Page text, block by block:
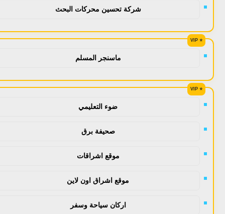
شركة تحسين محركات البحث
ماسنجر المسلم
ضوء التعليمي
صحيفة برق
موقع اشراقات
موقع اشراق اون لاين
اركان سياحة وسفر